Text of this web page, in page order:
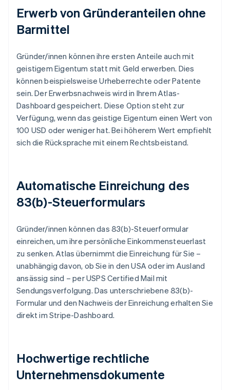
Erwerb von Gründeranteilen ohne
Barmittel
Gründer/innen können ihre ersten Anteile auch mit
geistigem Eigentum statt mit Geld erwerben. Dies
können beispielsweise Urheberrechte oder Patente
sein. Der Erwerbsnachweis wird in Ihrem Atlas-
Dashboard gespeichert. Diese Option steht zur
Verfügung, wenn das geistige Eigentum einen Wert von
100 USD oder weniger hat. Bei höherem Wert empfiehlt
sich die Rücksprache mit einem Rechtsbeistand.
Automatische Einreichung des
83(b)-Steuerformulars
Gründer/innen können das 83(b)-Steuerformular
einreichen, um ihre persönliche Einkommensteuerlast
zu senken. Atlas übernimmt die Einreichung für Sie –
unabhängig davon, ob Sie in den USA oder im Ausland
ansässig sind – per USPS Certified Mail mit
Sendungsverfolgung. Das unterschriebene 83(b)-
Formular und den Nachweis der Einreichung erhalten Sie
direkt im Stripe-Dashboard.
Hochwertige rechtliche
Unternehmensdokumente